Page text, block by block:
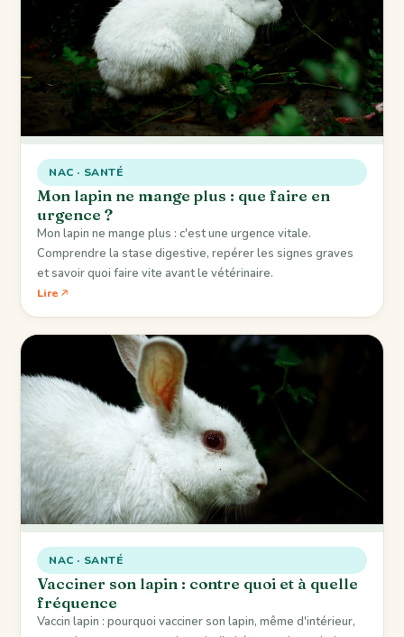
NAC · SANTÉ
Mon lapin ne mange plus : que faire en
urgence ?
Mon lapin ne mange plus : c'est une urgence vitale.
Comprendre la stase digestive, repérer les signes graves
et savoir quoi faire vite avant le vétérinaire.
Lire
NAC · SANTÉ
Vacciner son lapin : contre quoi et à quelle
fréquence
Vaccin lapin : pourquoi vacciner son lapin, même d'intérieur,